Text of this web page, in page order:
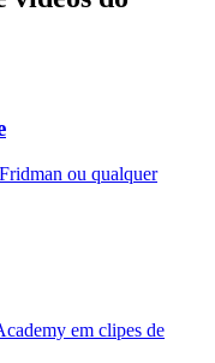
ou qualquer
em clipes de